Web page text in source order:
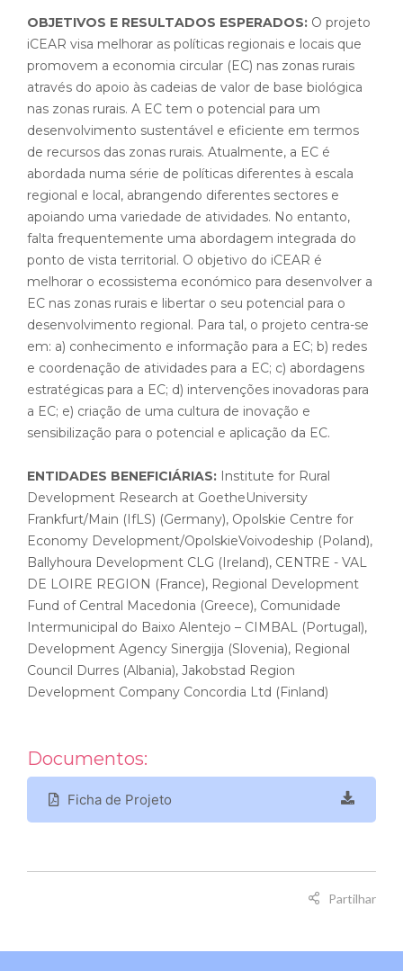
OBJETIVOS E RESULTADOS ESPERADOS: O projeto
iCEAR visa melhorar as políticas regionais e locais que
promovem a economia circular (EC) nas zonas rurais
através do apoio às cadeias de valor de base biológica
nas zonas rurais. A EC tem o potencial para um
desenvolvimento sustentável e eficiente em termos
de recursos das zonas rurais. Atualmente, a EC é
abordada numa série de políticas diferentes à escala
regional e local, abrangendo diferentes sectores e
apoiando uma variedade de atividades. No entanto,
falta frequentemente uma abordagem integrada do
ponto de vista territorial. O objetivo do iCEAR é
melhorar o ecossistema económico para desenvolver a
EC nas zonas rurais e libertar o seu potencial para o
desenvolvimento regional. Para tal, o projeto centra-se
em: a) conhecimento e informação para a EC; b) redes
e coordenação de atividades para a EC; c) abordagens
estratégicas para a EC; d) intervenções inovadoras para
a EC; e) criação de uma cultura de inovação e
sensibilização para o potencial e aplicação da EC.
ENTIDADES BENEFICIÁRIAS: Institute for Rural
Development Research at GoetheUniversity
Frankfurt/Main (IfLS) (Germany), Opolskie Centre for
Economy Development/OpolskieVoivodeship (Poland),
Ballyhoura Development CLG (Ireland), CENTRE - VAL
DE LOIRE REGION (France), Regional Development
Fund of Central Macedonia (Greece), Comunidade
Intermunicipal do Baixo Alentejo – CIMBAL (Portugal),
Development Agency Sinergija (Slovenia), Regional
Council Durres (Albania), Jakobstad Region
Development Company Concordia Ltd (Finland)
Documentos:
Ficha de Projeto
Partilhar